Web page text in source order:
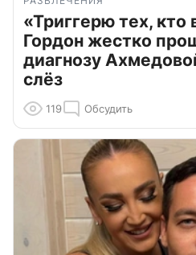
«Триггерю тех, кто
Гордон жестко
диагнозу
слёз
119 Обсудить